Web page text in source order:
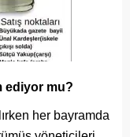
ediyor mu?
her bayramda